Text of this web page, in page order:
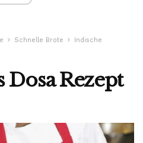
Schnelle Brote
Indische
Dosa Rezept